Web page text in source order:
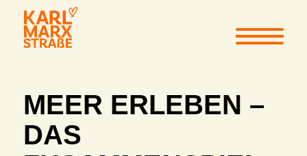
MEER ERLEBEN –
DAS